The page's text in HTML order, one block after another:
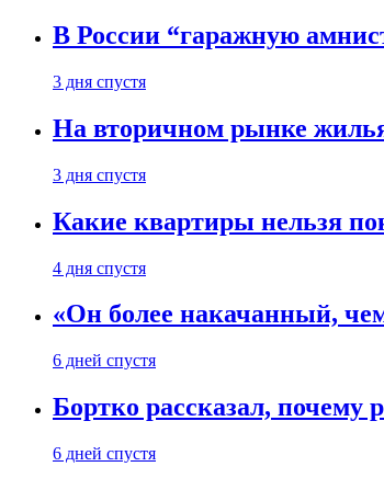
В России “гаражную
3 дня спустя
На вторичном рынке
3 дня спустя
Какие квартиры нельзя
4 дня спустя
«Он более накачанный,
6 дней спустя
Бортко рассказал,
6 дней спустя